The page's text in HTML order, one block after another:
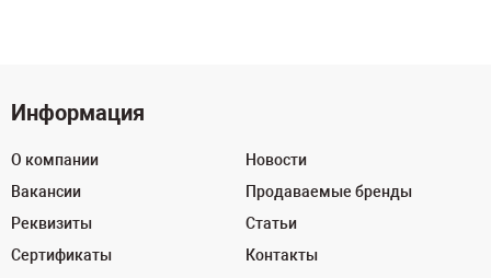
Информация
О компании
Вакансии
Реквизиты
Сертификаты
Новости
Продаваемые бренды
Статьи
Контакты